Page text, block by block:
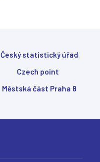
Český statistický úřad
Czech point
Městská část Praha 8